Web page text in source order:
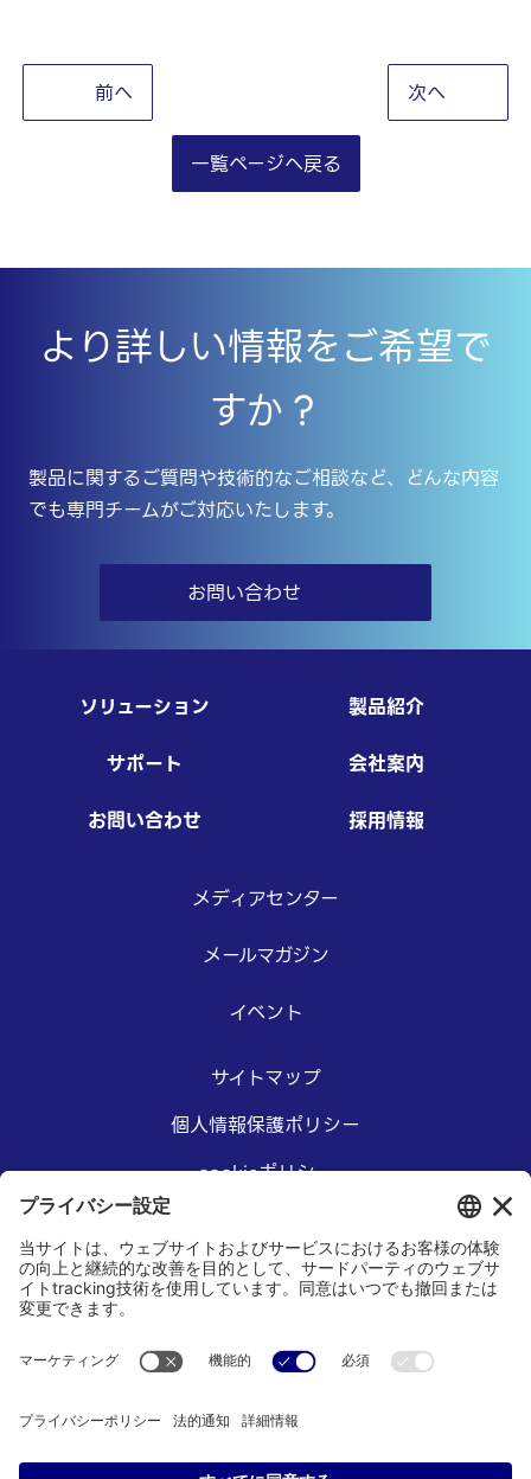
前へ
一覧ページへ戻る
次へ
より詳しい情報をご希望で
すか？
製品に関するご質問や技術的なご相談など、どんな内容
でも専門チームがご対応いたします。
お問い合わせ
ソリューション
製品紹介
サポート
会社案内
お問い合わせ
採用情報
メディアセンター
メールマガジン
イベント
サイトマップ
個人情報保護ポリシー
cookieポリシー
アクセシビリティステートメント
本サイトご利用にあたって